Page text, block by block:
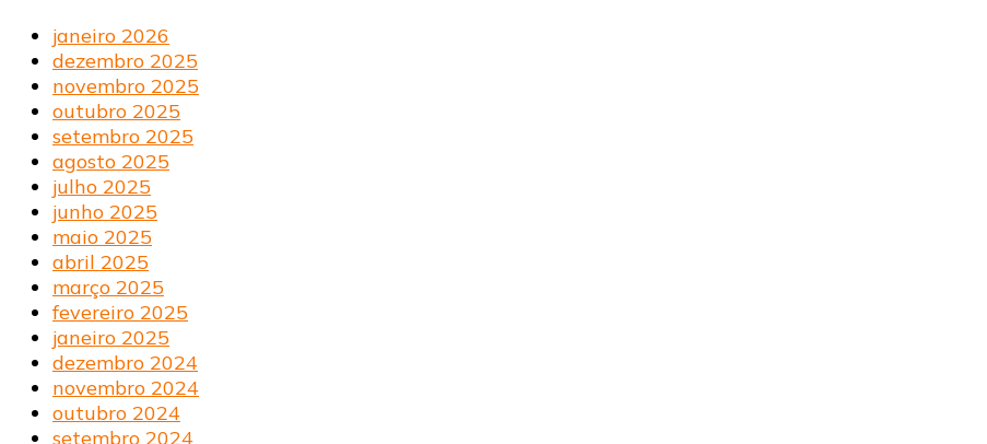
janeiro 2026
dezembro 2025
novembro 2025
outubro 2025
setembro 2025
agosto 2025
julho 2025
junho 2025
maio 2025
abril 2025
março 2025
fevereiro 2025
janeiro 2025
dezembro 2024
novembro 2024
outubro 2024
setembro 2024